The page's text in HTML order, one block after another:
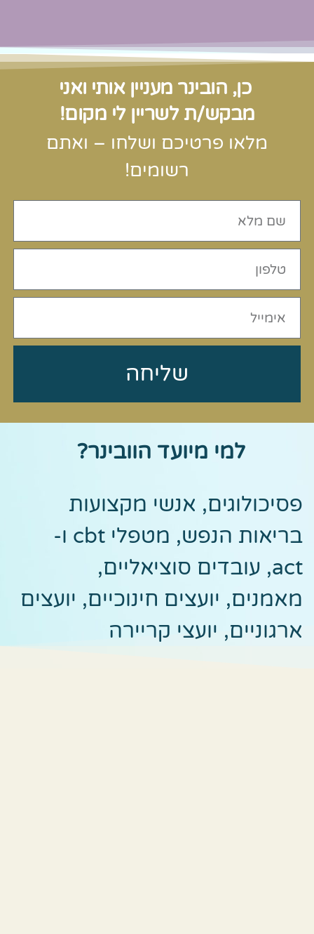
כן, הובינר מעניין אותי ואני
מבקש/ת לשריין לי מקום!
מלאו פרטיכם ושלחו – ואתם
רשומים!
שליחה
למי מיועד הוובינר?
פסיכולוגים, אנשי מקצועות
בריאות הנפש, מטפלי cbt ו-
act, עובדים סוציאליים,
מאמנים, יועצים חינוכיים, יועצים
ארגוניים, יועצי קריירה